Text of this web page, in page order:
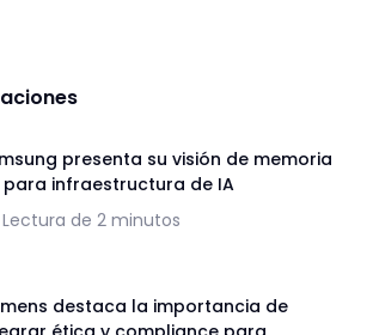
presenta su visión de memoria
para infraestructura de IA
Lectura de 2 minutos
destaca la importancia de